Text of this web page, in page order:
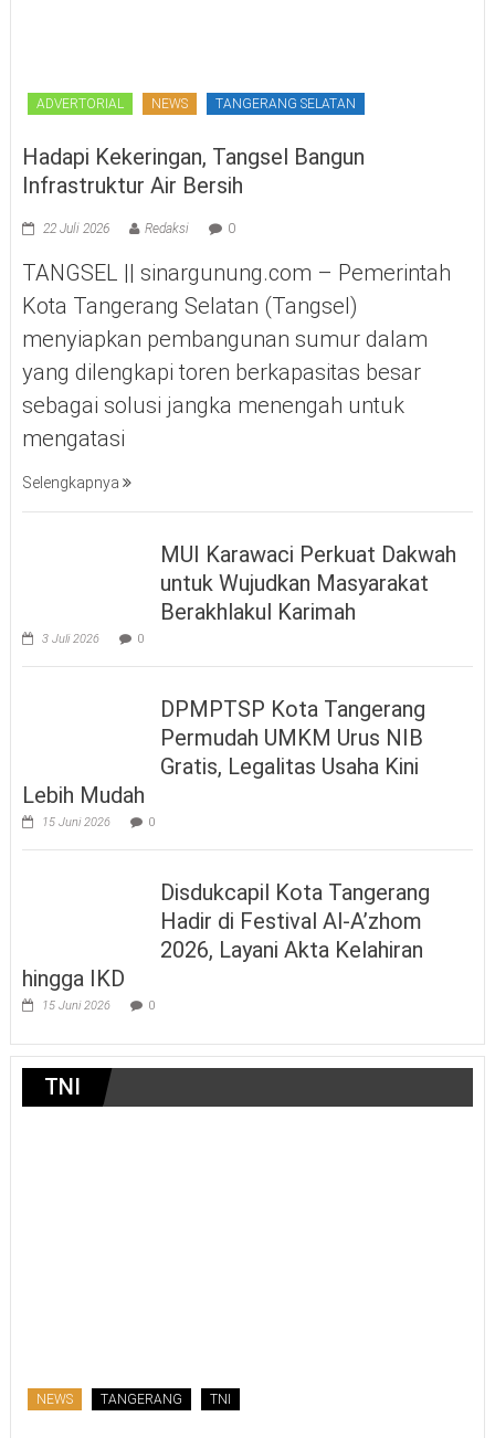
ADVERTORIAL NEWS TANGERANG SELATAN
Hadapi Kekeringan, Tangsel Bangun
Infrastruktur Air Bersih
22 Juli 2026 Redaksi 0
TANGSEL || sinargunung.com – Pemerintah
Kota Tangerang Selatan (Tangsel)
menyiapkan pembangunan sumur dalam
yang dilengkapi toren berkapasitas besar
sebagai solusi jangka menengah untuk
mengatasi
Selengkapnya
MUI Karawaci Perkuat Dakwah
untuk Wujudkan Masyarakat
Berakhlakul Karimah
3 Juli 2026 0
DPMPTSP Kota Tangerang
Permudah UMKM Urus NIB
Gratis, Legalitas Usaha Kini
Lebih Mudah
15 Juni 2026 0
Disdukcapil Kota Tangerang
Hadir di Festival Al-A’zhom
2026, Layani Akta Kelahiran
hingga IKD
15 Juni 2026 0
TNI
NEWS TANGERANG TNI